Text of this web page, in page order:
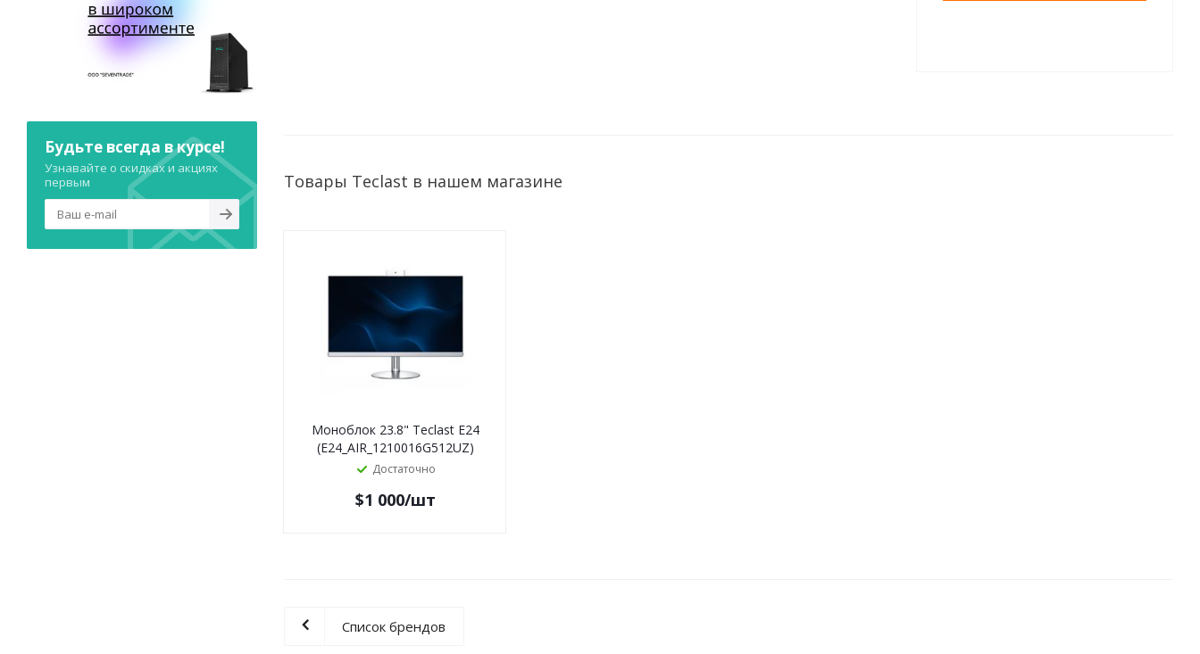
Товары Teclast в нашем магазине
Моноблок 23.8" Teclast E24
(E24_AIR_1210016G512UZ)
Достаточно
$1 000/шт
Список брендов
Будьте всегда в курсе!
Узнавайте о скидках и акциях
первым